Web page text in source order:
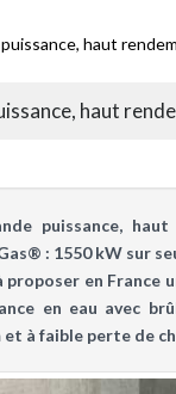
haut
haut
puissance,
: 1550 kW sur
en France
en eau avec
à faible perte de